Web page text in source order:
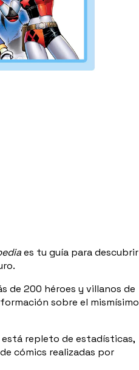
es tu guía para descubrir
de 200 héroes y villanos de
sobre el mismísimo
repleto de estadísticas,
cómics realizadas por